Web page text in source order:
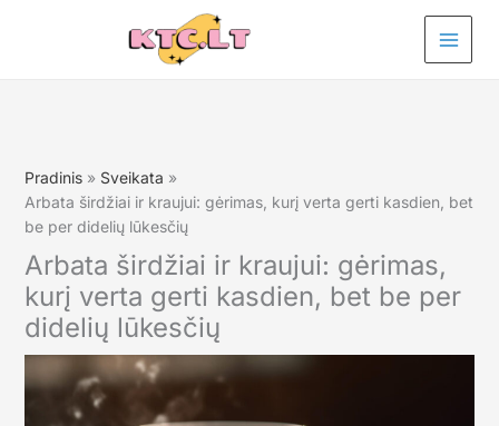
Pradinis
Sveikata
Arbata širdžiai ir kraujui: gėrimas, kurį verta gerti kasdien, bet
be per didelių lūkesčių
Arbata širdžiai ir kraujui: gėrimas,
kurį verta gerti kasdien, bet be per
didelių lūkesčių